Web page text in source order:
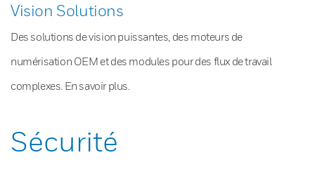
Vision Solutions
Des solutions de vision puissantes, des moteurs de
numérisation OEM et des modules pour des flux de travail
complexes. En savoir plus.
Sécurité